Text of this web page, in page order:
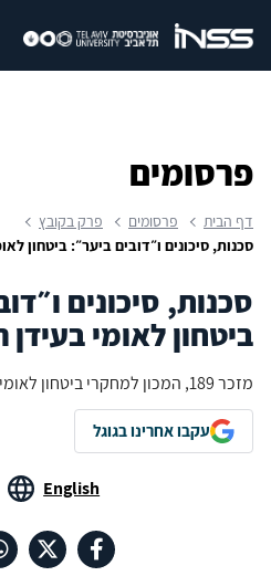
פרסומים
דף הבית פרסומים
פרק בקובץ
סכנות, סיכונים ו״דובים ביער״: ביטחון
סכנות, סיכונים
ביטחון לאומי בעידן
מזכר 189, המכון למחקרי ביטחון לאומי, מרץ 2019
עקבו אחרינו בגוגל
English